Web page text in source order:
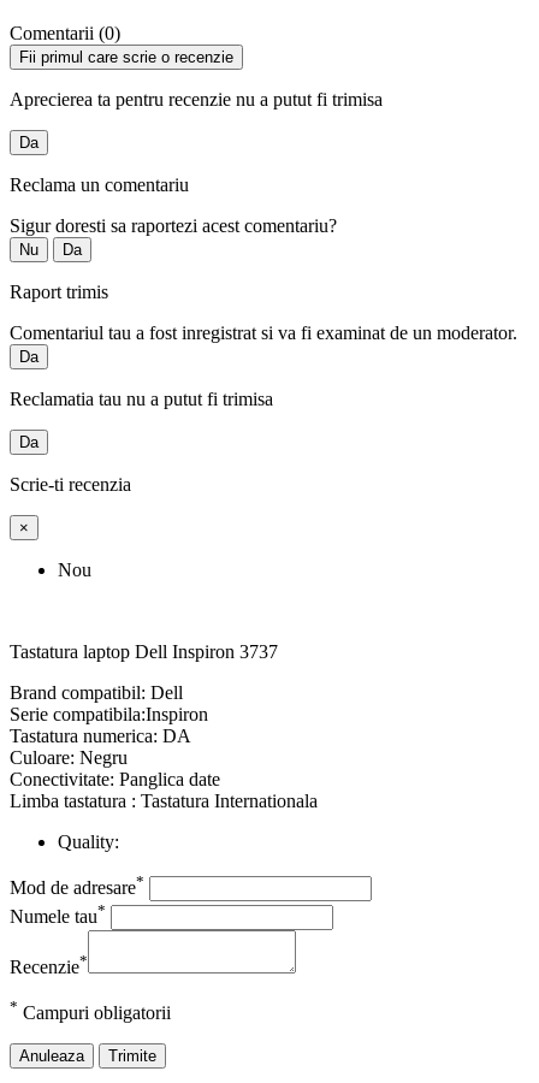
Comentarii (0)
Fii primul care scrie o recenzie
Aprecierea ta pentru recenzie nu a putut fi trimisa
Da
Reclama un comentariu
Sigur doresti sa raportezi acest comentariu?
Nu Da
Raport trimis
Comentariul tau a fost inregistrat si va fi examinat de un moderator.
Da
Reclamatia tau nu a putut fi trimisa
Da
Scrie-ti recenzia
×
Nou
Tastatura laptop Dell Inspiron 3737
Brand compatibil: Dell
Serie compatibila:Inspiron
Tastatura numerica: DA
Culoare: Negru
Conectivitate: Panglica date
Limba tastatura : Tastatura Internationala
Quality:
Mod de adresare*
Numele tau*
Recenzie*
* Campuri obligatorii
Anuleaza Trimite